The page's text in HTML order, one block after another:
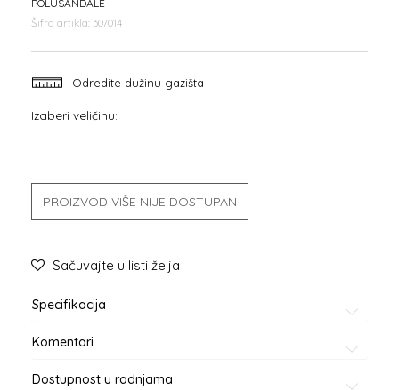
POLUSANDALE
Šifra artikla: 307014
Odredite dužinu gazišta
Izaberi veličinu:
PROIZVOD VIŠE NIJE DOSTUPAN
Sačuvajte u listi želja
Specifikacija
Komentari
Dostupnost u radnjama